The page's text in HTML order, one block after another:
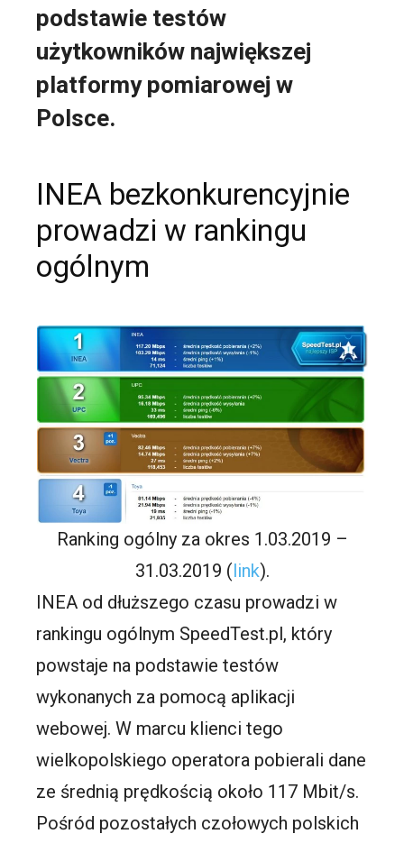
podstawie testów
użytkowników największej
platformy pomiarowej w
Polsce.
INEA bezkonkurencyjnie
prowadzi w rankingu
ogólnym
Ranking ogólny za okres 1.03.2019 –
31.03.2019 (link).
INEA od dłuższego czasu prowadzi w
rankingu ogólnym SpeedTest.pl, który
powstaje na podstawie testów
wykonanych za pomocą aplikacji
webowej. W marcu klienci tego
wielkopolskiego operatora pobierali dane
ze średnią prędkością około 117 Mbit/s.
Pośród pozostałych czołowych polskich